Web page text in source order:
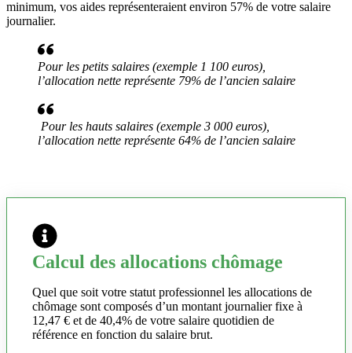
minimum, vos aides représenteraient environ 57% de votre salaire
journalier.
Pour les petits salaires (exemple 1 100 euros),
l’allocation nette représente 79% de l’ancien salaire
Pour les hauts salaires (exemple 3 000 euros),
l’allocation nette représente 64% de l’ancien salaire
Calcul des allocations chômage
Quel que soit votre statut professionnel les allocations de
chômage sont composés d’un montant journalier fixe à
12,47 € et de 40,4% de votre salaire quotidien de
référence en fonction du salaire brut.